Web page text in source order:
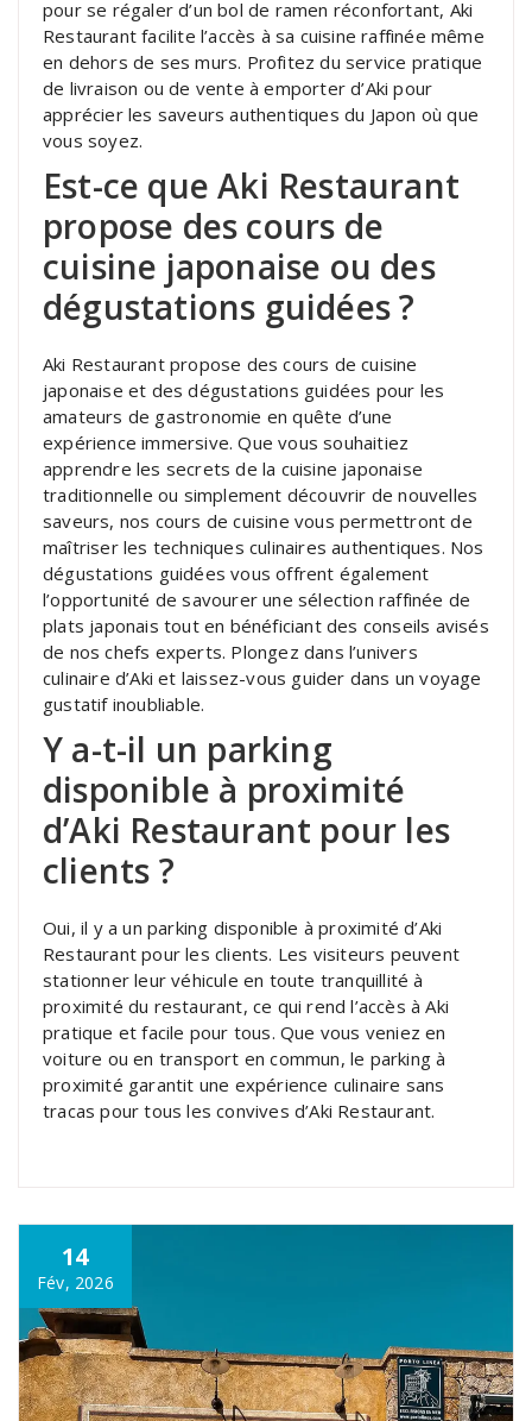
pour se régaler d’un bol de ramen réconfortant, Aki
Restaurant facilite l’accès à sa cuisine raffinée même
en dehors de ses murs. Profitez du service pratique
de livraison ou de vente à emporter d’Aki pour
apprécier les saveurs authentiques du Japon où que
vous soyez.
Est-ce que Aki Restaurant
propose des cours de
cuisine japonaise ou des
dégustations guidées ?
Aki Restaurant propose des cours de cuisine
japonaise et des dégustations guidées pour les
amateurs de gastronomie en quête d’une
expérience immersive. Que vous souhaitiez
apprendre les secrets de la cuisine japonaise
traditionnelle ou simplement découvrir de nouvelles
saveurs, nos cours de cuisine vous permettront de
maîtriser les techniques culinaires authentiques. Nos
dégustations guidées vous offrent également
l’opportunité de savourer une sélection raffinée de
plats japonais tout en bénéficiant des conseils avisés
de nos chefs experts. Plongez dans l’univers
culinaire d’Aki et laissez-vous guider dans un voyage
gustatif inoubliable.
Y a-t-il un parking
disponible à proximité
d’Aki Restaurant pour les
clients ?
Oui, il y a un parking disponible à proximité d’Aki
Restaurant pour les clients. Les visiteurs peuvent
stationner leur véhicule en toute tranquillité à
proximité du restaurant, ce qui rend l’accès à Aki
pratique et facile pour tous. Que vous veniez en
voiture ou en transport en commun, le parking à
proximité garantit une expérience culinaire sans
tracas pour tous les convives d’Aki Restaurant.
14
Fév, 2026